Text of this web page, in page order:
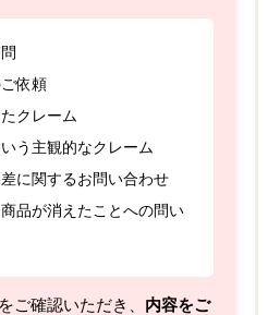
依頼
クレーム
いう主観的なクレーム
に関するお問い合わせ
品が消えたことへの問い
ご確認いただき、 内容をご